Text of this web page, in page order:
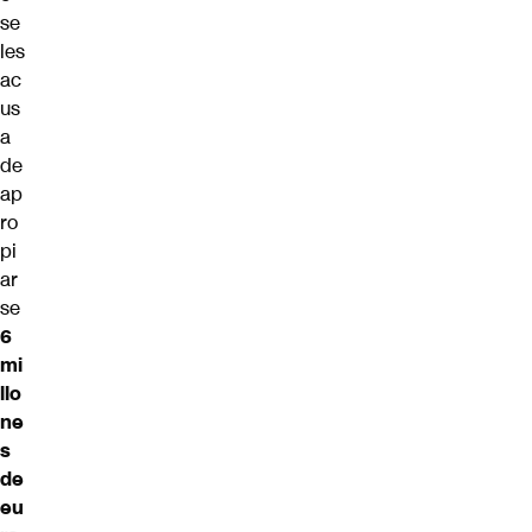
se
les
ac
us
a
de
ap
ro
pi
ar
se
6
mi
llo
ne
s
de
eu